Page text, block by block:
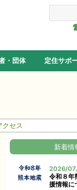
・団体 定住サポ
クセス
新着情
2026/
令和８
援情報に